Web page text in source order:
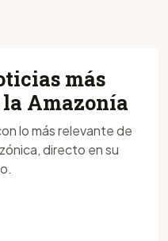
más
Amazonía
lo más relevante de
directo en su